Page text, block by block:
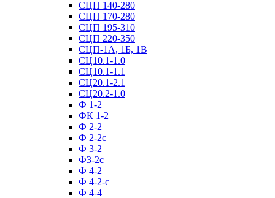
СЦП 140-280
СЦП 170-280
СЦП 195-310
СЦП 220-350
СЦП-1А, 1Б, 1В
СЦ10.1-1.0
СЦ10.1-1.1
СЦ20.1-2.1
СЦ20.2-1.0
Ф 1-2
ФК 1-2
Ф 2-2
Ф 2-2с
Ф 3-2
Ф3-2с
Ф 4-2
Ф 4-2-с
Ф 4-4